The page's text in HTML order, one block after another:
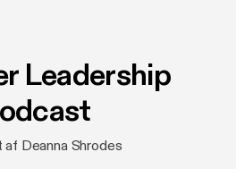
Leadership
Deanna Shrodes